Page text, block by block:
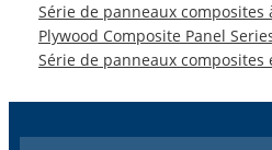
Série de panneaux composites
Plywood Composite Panel
Série de panneaux composites